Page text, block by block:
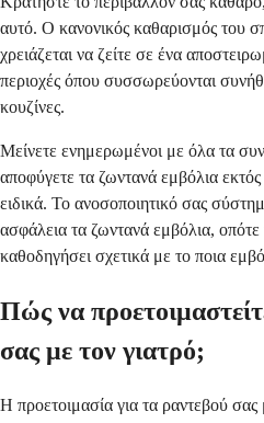
αυτό. Ο κανονικός καθαρισμός του
χρειάζεται να ζείτε σε ένα
περιοχές όπου συσσωρεύονται
κουζίνες.
Μείνετε ενημερωμένοι με όλα τα
αποφύγετε τα ζωντανά εμβόλια εκτός
ειδικά. Το ανοσοποιητικό σας
ασφάλεια τα ζωντανά εμβόλια,
καθοδηγήσει σχετικά με το ποια
Πώς να
σας με τον γιατρό;
Η προετοιμασία για τα ραντεβού